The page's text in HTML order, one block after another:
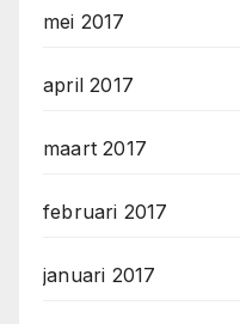
mei 2017
april 2017
maart 2017
februari 2017
januari 2017